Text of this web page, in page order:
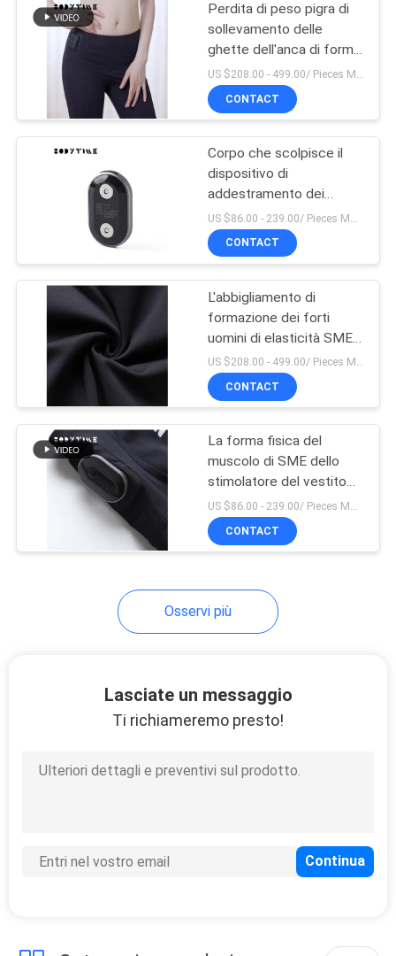
Abbigliamento della
forma fisica delle
donne
15
Abbigliamento della
forma fisica degli
uomini
Cintura bruciante
grassa
Maschera di lifting
posteriore portabile
Perdita di peso pigra di
sollevamento delle
ghette dell'anca di forma
fisica di impulso di
corrente delle signore
CONTACT
Corpo che scolpisce il
dispositivo di
addestramento dei
pantaloni SME della
forma fisica delle donne
CONTACT
L'abbigliamento di
formazione dei forti
uomini di elasticità SME
del vestito nero di nylon
di addestramento di
BODYTIME
US $208.00 - 499.00/ Pieces MOQ:1pieces
CONTACT
La forma fisica del
muscolo di SME dello
stimolatore del vestito
delle donne elettriche di
Microcurrent ansima
nero
US $86.00 - 239.00/ Pieces MOQ:1pieces
CONTACT
Osservi più
Lasciate un messaggio
Ti richiameremo presto!